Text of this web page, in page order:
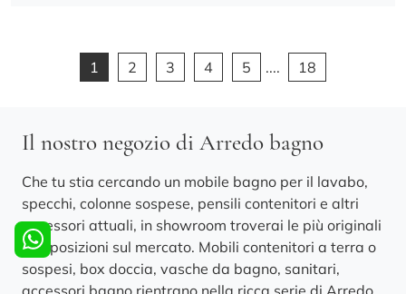
1 2 3 4 5 .... 18
Il nostro negozio di Arredo bagno
Che tu stia cercando un mobile bagno per il lavabo,
specchi, colonne sospese, pensili contenitori e altri
accessori attuali, in showroom troverai le più originali
composizioni sul mercato. Mobili contenitori a terra o
sospesi, box doccia, vasche da bagno, sanitari,
accessori bagno rientrano nella ricca serie di Arredo